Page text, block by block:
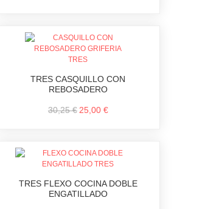
TRES CASQUILLO CON
REBOSADERO
30,25 € 25,00 €
TRES FLEXO COCINA DOBLE
ENGATILLADO